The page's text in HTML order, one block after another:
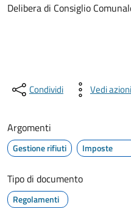
Delibera di Consiglio
Condividi Vedi azioni
Argomenti
Gestione rifiuti Imposte
Tipo di documento
Regolamenti